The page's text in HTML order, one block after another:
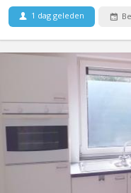
1 dag geleden
Pour 1 ÉTUDIANT(E)
complètement privatif de
2026-2027 Parfait
charges 100
(électricité,